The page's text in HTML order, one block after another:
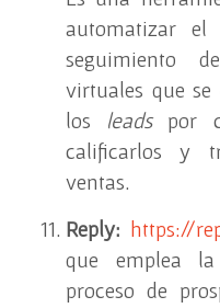
automatizar el
seguimiento
virtuales que se
los leadspor
calificarlos y
ventas.
Reply: https://
que emplea
proceso de